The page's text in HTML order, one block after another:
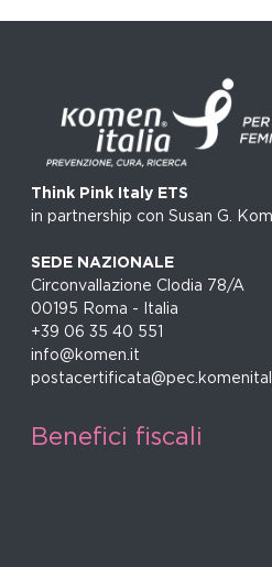
Think Pink Italy ETS
in partnership con Susan G.
SEDE NAZIONALE
Circonvallazione Clodia 78/A
00195 Roma - Italia
+39 06 35 40 551
info@komen.it
Benefici fiscali